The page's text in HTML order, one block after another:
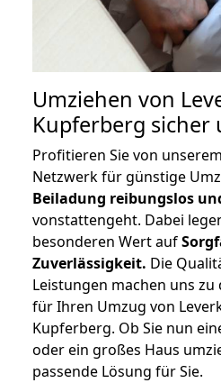
Umziehen von
Kupferberg sicher
Profitieren Sie von
Netzwerk für günstige
Beiladung reibungslos
vonstattengeht. Dabei
besonderen Wert auf
Zuverlässigkeit. Die
Leistungen machen uns
für Ihren Umzug von
Kupferberg. Ob Sie nun
oder ein großes Haus
passende Lösung für Sie.